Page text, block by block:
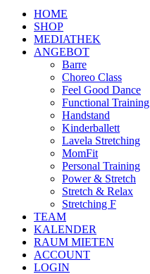
HOME
SHOP
MEDIATHEK
ANGEBOT
Barre
Choreo Class
Feel Good Dance
Functional Training
Handstand
Kinderballett
Lavela Stretching
MomFit
Personal Training
Power & Stretch
Stretch & Relax
Stretching F
TEAM
KALENDER
RAUM MIETEN
ACCOUNT
LOGIN